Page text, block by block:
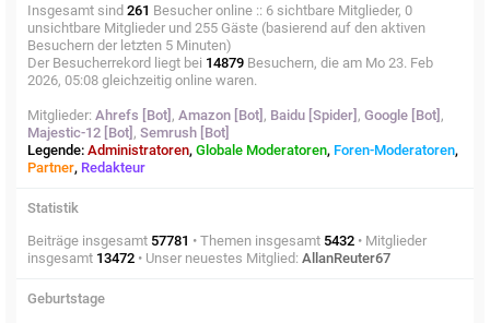
Insgesamt sind 261 Besucher online :: 6 sichtbare Mitglieder, 0
unsichtbare Mitglieder und 255 Gäste (basierend auf den aktiven
Besuchern der letzten 5 Minuten)
Der Besucherrekord liegt bei 14879 Besuchern, die am Mo 23. Feb
2026, 05:08 gleichzeitig online waren.
Mitglieder: Ahrefs [Bot] , Amazon [Bot] , Baidu [Spider] , Google [Bot] ,
Majestic-12 [Bot] , Semrush [Bot]
Legende: Administratoren, Globale Moderatoren, Foren-Moderatoren,
Partner, Redakteur
Statistik
Beiträge insgesamt 57781 • Themen insgesamt 5432 • Mitglieder
insgesamt 13472 • Unser neuestes Mitglied: AllanReuter67
Geburtstage